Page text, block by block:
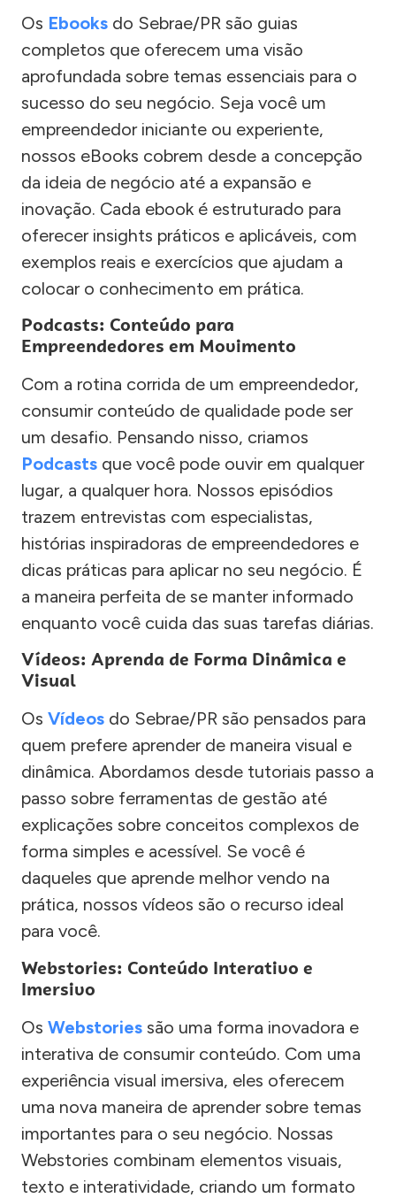
Os Ebooks do Sebrae/PR são guias
completos que oferecem uma visão
aprofundada sobre temas essenciais para o
sucesso do seu negócio. Seja você um
empreendedor iniciante ou experiente,
nossos eBooks cobrem desde a concepção
da ideia de negócio até a expansão e
inovação. Cada ebook é estruturado para
oferecer insights práticos e aplicáveis, com
exemplos reais e exercícios que ajudam a
colocar o conhecimento em prática.
Podcasts: Conteúdo para
Empreendedores em Movimento
Com a rotina corrida de um empreendedor,
consumir conteúdo de qualidade pode ser
um desafio. Pensando nisso, criamos
Podcasts que você pode ouvir em qualquer
lugar, a qualquer hora. Nossos episódios
trazem entrevistas com especialistas,
histórias inspiradoras de empreendedores e
dicas práticas para aplicar no seu negócio. É
a maneira perfeita de se manter informado
enquanto você cuida das suas tarefas diárias.
Vídeos: Aprenda de Forma Dinâmica e
Visual
Os Vídeos do Sebrae/PR são pensados para
quem prefere aprender de maneira visual e
dinâmica. Abordamos desde tutoriais passo a
passo sobre ferramentas de gestão até
explicações sobre conceitos complexos de
forma simples e acessível. Se você é
daqueles que aprende melhor vendo na
prática, nossos vídeos são o recurso ideal
para você.
Webstories: Conteúdo Interativo e
Imersivo
Os Webstories são uma forma inovadora e
interativa de consumir conteúdo. Com uma
experiência visual imersiva, eles oferecem
uma nova maneira de aprender sobre temas
importantes para o seu negócio. Nossas
Webstories combinam elementos visuais,
texto e interatividade, criando um formato